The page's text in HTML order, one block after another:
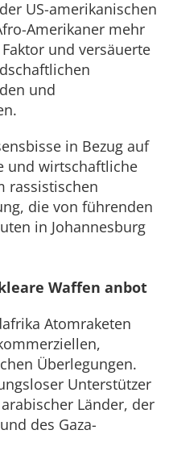
US-amerikanischen
Amerikaner mehr
und versäuerte
und
in Bezug auf
und wirtschaftliche
rassistischen
die von führenden
in Johannesburg
Waffen anbot
Atomraketen
Überlegungen.
Unterstützer
Länder, der
des Gaza-